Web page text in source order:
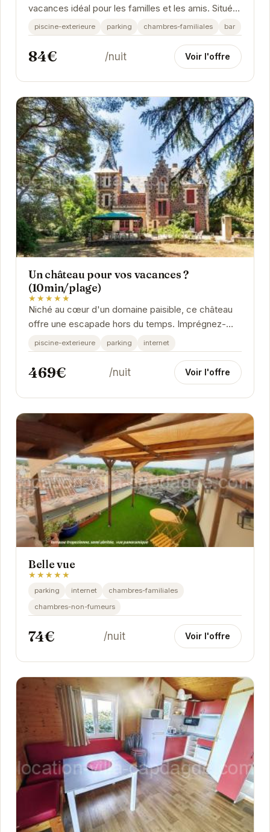
vacances idéal pour les familles et les amis. Situé à
Agde, il offre un accès facile aux plages et aux...
piscine-exterieure parking chambres-familiales bar
84€ /nuit Voir l'offre
Un château pour vos vacances ?
(10min/plage)
★★★★★
Niché au cœur d'un domaine paisible, ce château
offre une escapade hors du temps. Imprégnez-
vous de l'histoire des lieux tout en profitant du...
piscine-exterieure parking internet
469€ /nuit Voir l'offre
Belle vue
★★★★★
parking internet
chambres-familiales
chambres-non-fumeurs
74€ /nuit Voir l'offre